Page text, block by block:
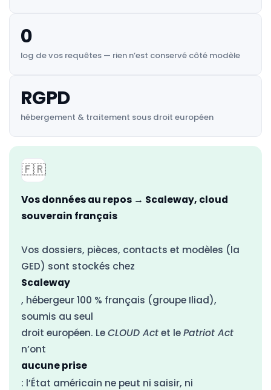
0
log de vos requêtes — rien n’est conservé côté modèle
RGPD
hébergement & traitement sous droit européen
🇫🇷
Vos données au repos → Scaleway, cloud
souverain français
Vos dossiers, pièces, contacts et modèles (la
GED) sont stockés chez
Scaleway
, hébergeur 100 % français (groupe Iliad),
soumis au seul
droit européen. LeCLOUD Actet lePatriot Act
n’ont
aucune prise
: l’État américain ne peut ni saisir, ni